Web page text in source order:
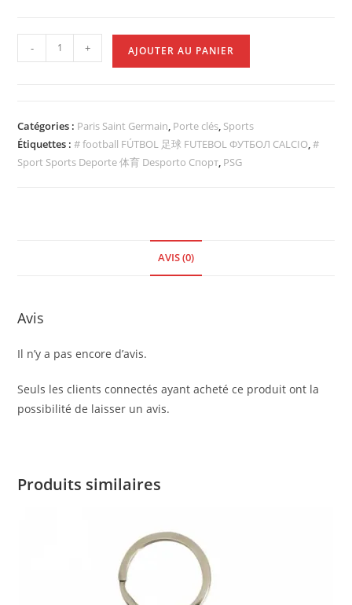
- + AJOUTER AU PANIER
Catégories : Paris Saint Germain, Porte clés, Sports
Étiquettes :# football FÚTBOL 足球 FUTEBOL ФУТБОЛ CALCIO,#
Sport Sports Deporte 体育 Desporto Спорт, PSG
AVIS (0)
Avis
Il n’y a pas encore d’avis.
Seuls les clients connectés ayant acheté ce produit ont la
possibilité de laisser un avis.
Produits similaires